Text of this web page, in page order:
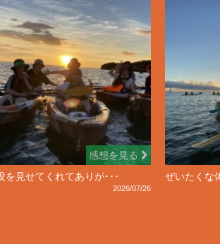
感想を見る
を見せてくれてありが･･･
2026/07/26
ぜいたくな